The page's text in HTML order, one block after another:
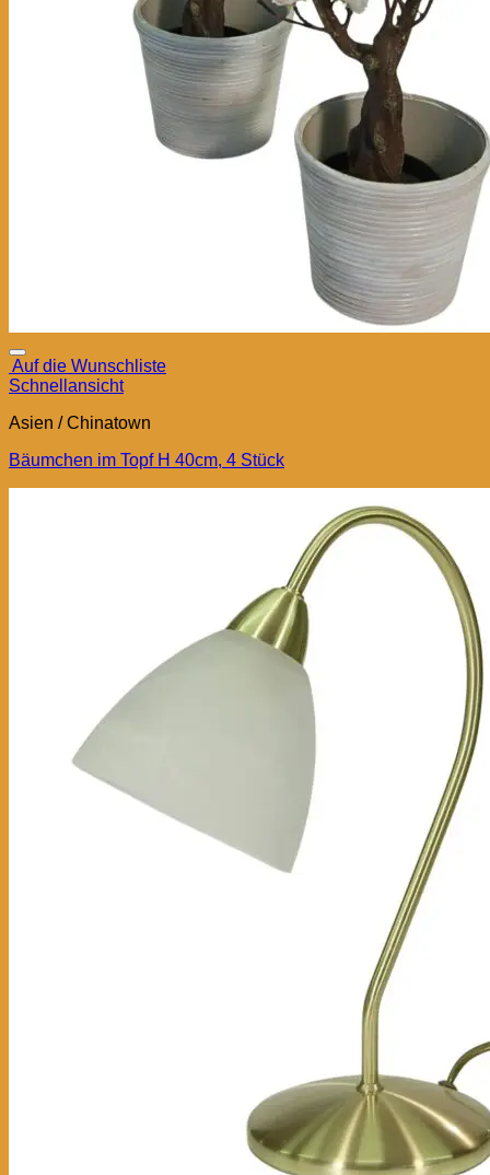
Auf die Wunschliste
Schnellansicht
Asien / Chinatown
Bäumchen im Topf H 40cm, 4 Stück